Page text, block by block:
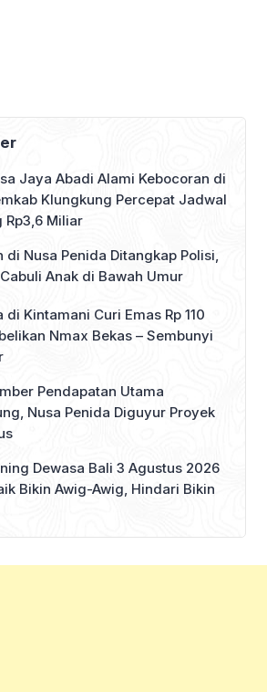
Pemerintah
ini
pada
penyerahan Surat
Jaya Abadi Alami Kebocoran di
Klungkung Percepat Jadwal
Rp3,6 Miliar
di Nusa Penida Ditangkap Polisi,
Anak di Bawah Umur
di Kintamani Curi Emas Rp 110
Nmax Bekas – Sembunyi
Pendapatan Utama
Nusa Penida Diguyur Proyek
Dewasa Bali 3 Agustus 2026
Bikin Awig-Awig, Hindari Bikin